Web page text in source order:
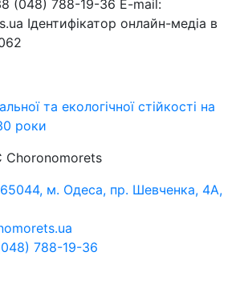
(048) 788-19-36 E-mail:
Ідентифікатор онлайн-медіа в
та екологічної стійкості на
роки
65044, м. Одеса, пр. Шевченка, 4А,
788-19-36